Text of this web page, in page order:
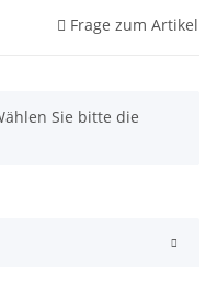
Frage zum Artikel
Sie bitte die